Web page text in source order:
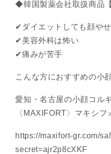
◆韓国製薬会社取扱商品
✔︎ダイエットしても顔や
✔︎美容外科は怖い
✔︎痛みが苦手
こんな方におすすめの小
愛知・名古屋の小顔コル
〈MAXIFORT〉マキシフ
https://maxifort-gr.com/
secret=ajr2p8cXKF